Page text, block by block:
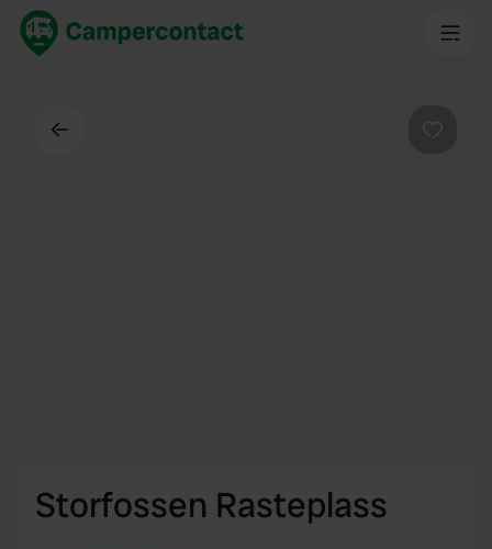
Storfossen Rasteplass